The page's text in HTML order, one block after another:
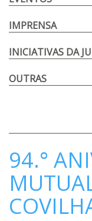
IMPRENSA
INICIATIVAS DA
OUTRAS
94.°